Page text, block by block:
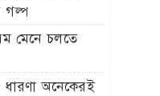
গল্প
মেনে চলতে
ধারণা অনেকেরই